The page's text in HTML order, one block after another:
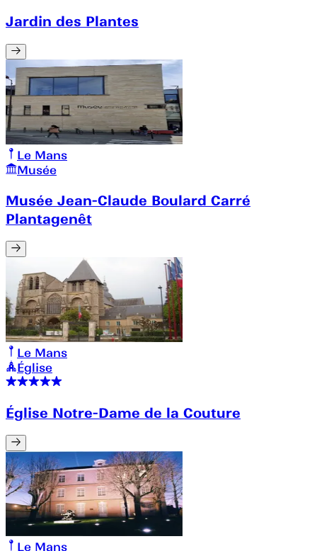
Jardin des Plantes
Le Mans
Musée
Musée Jean-Claude Boulard Carré
Plantagenêt
Le Mans
Église
Église Notre-Dame de la Couture
Le Mans